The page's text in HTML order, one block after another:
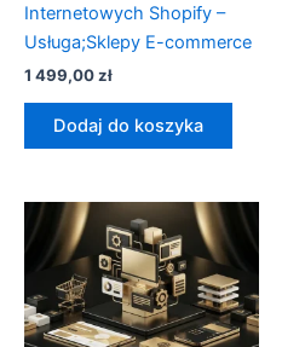
Internetowych Shopify –
Usługa;Sklepy E-commerce
1 499,00zł
Dodaj do koszyka